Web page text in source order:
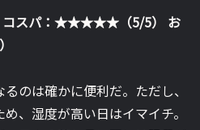
コスパ：★★★★★（5/5）
お
のは確かに便利だ。ただし、
、湿度が高い日はイマイチ。